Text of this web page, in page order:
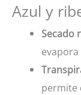
Azul y
Secado
permite